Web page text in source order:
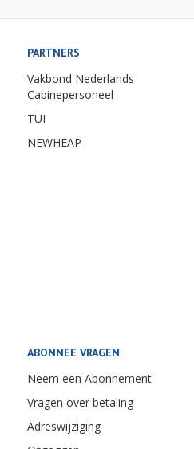
PARTNERS
Vakbond Nederlands
Cabinepersoneel
TUI
NEWHEAP
ABONNEE VRAGEN
Neem een Abonnement
Vragen over betaling
Adreswijziging